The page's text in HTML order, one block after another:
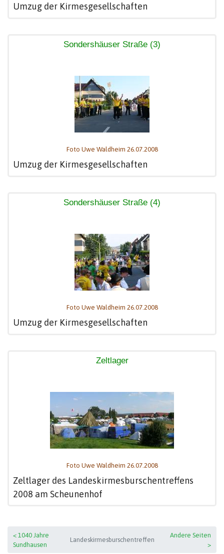
Umzug der Kirmesgesellschaften
Sondershäuser Straße (3)
Foto Uwe Waldheim 26.07.2008
Umzug der Kirmesgesellschaften
Sondershäuser Straße (4)
Foto Uwe Waldheim 26.07.2008
Umzug der Kirmesgesellschaften
Zeltlager
Foto Uwe Waldheim 26.07.2008
Zeltlager des Landeskirmesburschentreffens
2008 am Scheunenhof
< 1040 Jahre
Sundhausen
Landeskirmesburschentreffen
Andere Seiten
>